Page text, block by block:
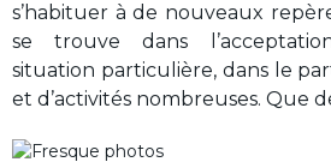
s’habituer à de nouveaux
se trouve dans
situation particulière, dans le
et d’activités nombreuses. Que